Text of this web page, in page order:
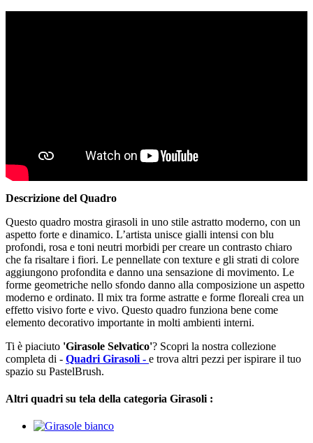
Descrizione del Quadro
Questo quadro mostra girasoli in uno stile astratto moderno, con un
aspetto forte e dinamico. L’artista unisce gialli intensi con blu
profondi, rosa e toni neutri morbidi per creare un contrasto chiaro
che fa risaltare i fiori. Le pennellate con texture e gli strati di colore
aggiungono profondita e danno una sensazione di movimento. Le
forme geometriche nello sfondo danno alla composizione un aspetto
moderno e ordinato. Il mix tra forme astratte e forme floreali crea un
effetto visivo forte e vivo. Questo quadro funziona bene come
elemento decorativo importante in molti ambienti interni.
Ti è piaciuto 'Girasole Selvatico'? Scopri la nostra collezione
completa di - Quadri Girasoli - e trova altri pezzi per ispirare il tuo
spazio su PastelBrush.
Altri quadri su tela della categoria Girasoli :